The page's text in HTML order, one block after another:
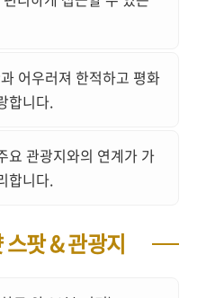
어우러져 한적하고 평화
합니다.
관광지와의 연계가 가
합니다.
팟 & 관광지